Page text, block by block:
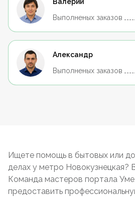
Выполненых заказов
Александр
Выполненых заказов
Ищете помощь в бытовых или
делах у метро Новокузнецкая?
Команда мастеров портала
предоставить